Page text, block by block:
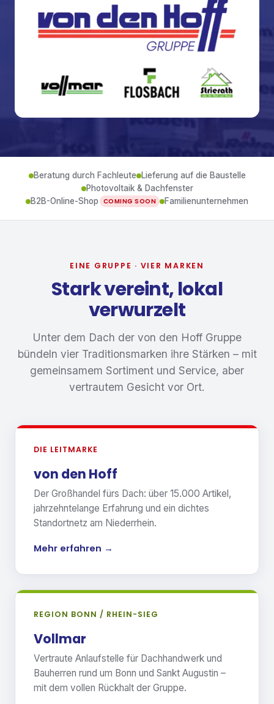
Beratung durch Fachleute Lieferung auf die Baustelle
Photovoltaik & Dachfenster
B2B-Online-Shop COMING SOON Familienunternehmen
EINE GRUPPE · VIER MARKEN
Stark vereint, lokal
verwurzelt
Unter dem Dach der von den Hoff Gruppe
bündeln vier Traditionsmarken ihre Stärken – mit
gemeinsamem Sortiment und Service, aber
vertrautem Gesicht vor Ort.
DIE LEITMARKE
von den Hoff
Der Großhandel fürs Dach: über 15.000 Artikel,
jahrzehntelange Erfahrung und ein dichtes
Standortnetz am Niederrhein.
Mehr erfahren →
REGION BONN / RHEIN-SIEG
Vollmar
Vertraute Anlaufstelle für Dachhandwerk und
Bauherren rund um Bonn und Sankt Augustin –
mit dem vollen Rückhalt der Gruppe.